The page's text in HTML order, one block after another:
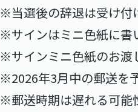
※当選後の辞退は受け付
※サインはミニ色紙に書
※サインミニ色紙のお渡
※2026年3月中の郵送を
※郵送時期は遅れる可能